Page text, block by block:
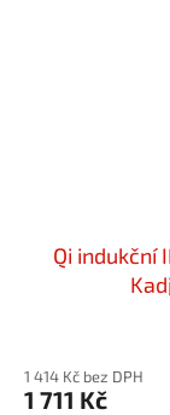
Qi indukční
1 414 Kč bez DPH
1 711 Kč